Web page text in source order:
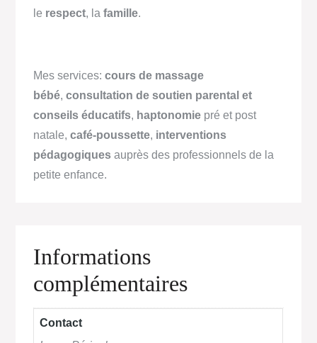
le respect, lafamille.
Mes services:cours de massage
bébé,consultation de soutien parental et
conseils éducatifs, haptonomie pré et post
natale,café-poussette, interventions
pédagogiques auprès des professionnels de la
petite enfance.
Informations
complémentaires
Contact